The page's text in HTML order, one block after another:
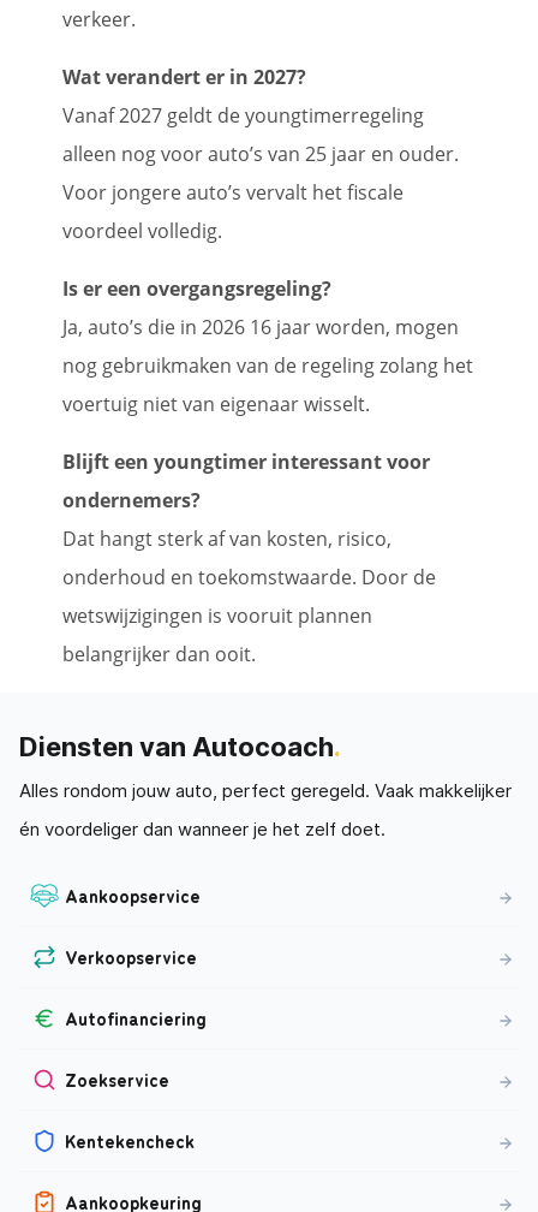
verkeer.
Wat verandert er in 2027?
Vanaf 2027 geldt de youngtimerregeling
alleen nog voor auto’s van 25 jaar en ouder.
Voor jongere auto’s vervalt het fiscale
voordeel volledig.
Is er een overgangsregeling?
Ja, auto’s die in 2026 16 jaar worden, mogen
nog gebruikmaken van de regeling zolang het
voertuig niet van eigenaar wisselt.
Blijft een youngtimer interessant voor
ondernemers?
Dat hangt sterk af van kosten, risico,
onderhoud en toekomstwaarde. Door de
wetswijzigingen is vooruit plannen
belangrijker dan ooit.
Diensten van Autocoach.
Alles rondom jouw auto, perfect geregeld. Vaak makkelijker
én voordeliger dan wanneer je het zelf doet.
Aankoopservice
Verkoopservice
Autofinanciering
Zoekservice
Kentekencheck
Aankoopkeuring